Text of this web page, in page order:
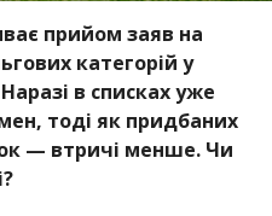
прийом заяв на
категорій у
в списках уже
тоді як придбаних
— втричі менше. Чи